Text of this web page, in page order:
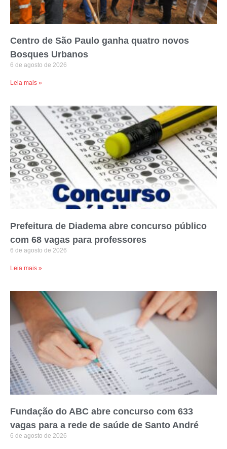
Centro de São Paulo ganha quatro novos
Bosques Urbanos
6 de agosto de 2026
Leia mais »
Prefeitura de Diadema abre concurso público
com 68 vagas para professores
6 de agosto de 2026
Leia mais »
Fundação do ABC abre concurso com 633
vagas para a rede de saúde de Santo André
6 de agosto de 2026